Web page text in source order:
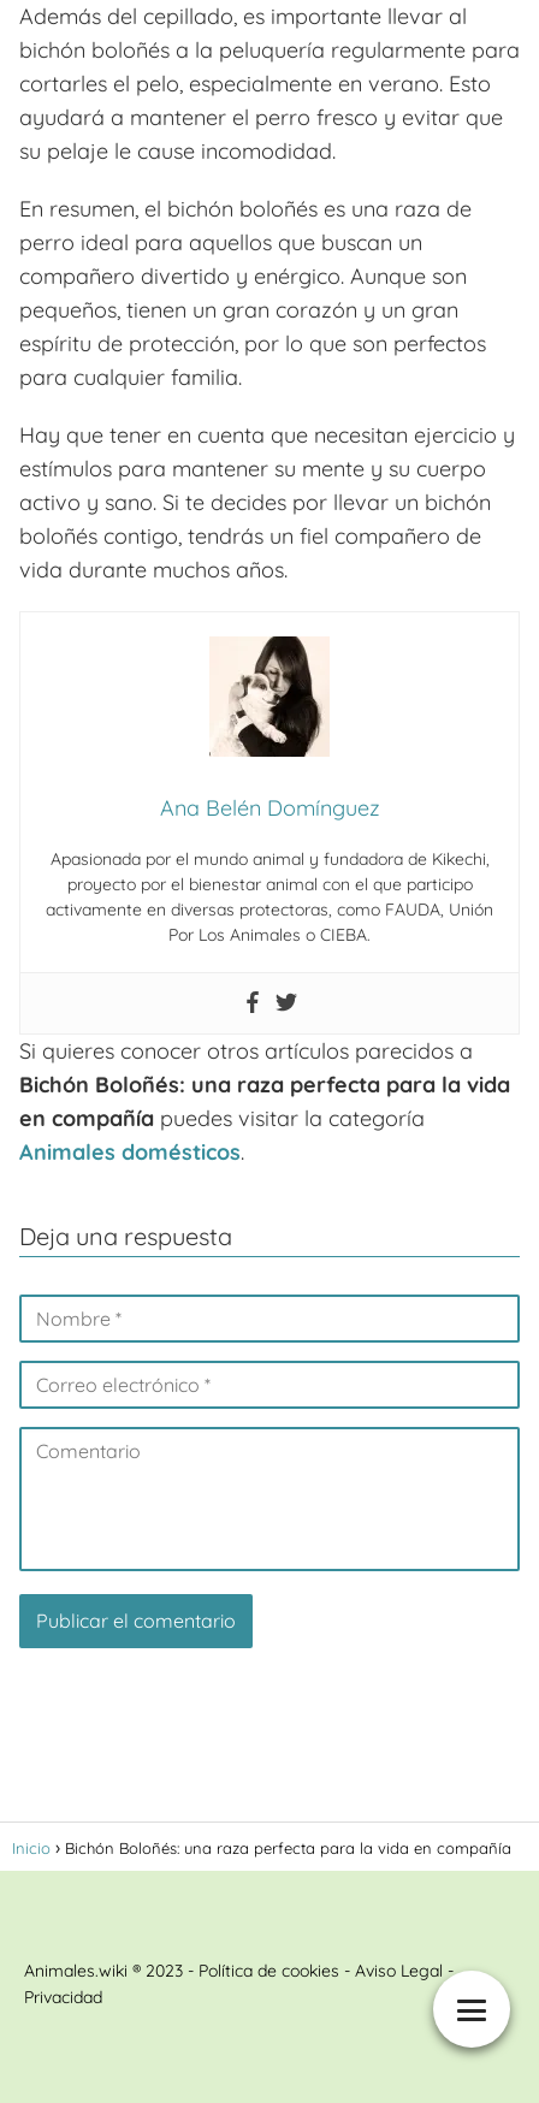
Además del cepillado, es importante llevar al
bichón boloñés a la peluquería regularmente para
cortarles el pelo, especialmente en verano. Esto
ayudará a mantener el perro fresco y evitar que
su pelaje le cause incomodidad.
En resumen, el bichón boloñés es una raza de
perro ideal para aquellos que buscan un
compañero divertido y enérgico. Aunque son
pequeños, tienen un gran corazón y un gran
espíritu de protección, por lo que son perfectos
para cualquier familia.
Hay que tener en cuenta que necesitan ejercicio y
estímulos para mantener su mente y su cuerpo
activo y sano. Si te decides por llevar un bichón
boloñés contigo, tendrás un fiel compañero de
vida durante muchos años.
Ana Belén Domínguez
Apasionada por el mundo animal y fundadora de Kikechi,
proyecto por el bienestar animal con el que participo
activamente en diversas protectoras, como FAUDA, Unión
Por Los Animales o CIEBA.
Si quieres conocer otros artículos parecidos a
Bichón Boloñés: una raza perfecta para la vida
en compañía puedes visitar la categoría
Animales domésticos.
Deja una respuesta
Inicio Bichón Boloñés: una raza perfecta para la vida en compañía
Animales.wiki ® 2023 - Política de cookies - Aviso Legal -
Privacidad